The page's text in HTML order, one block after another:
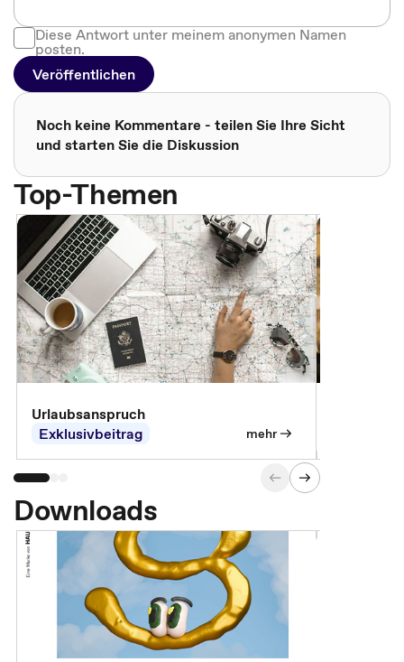
Diese Antwort unter meinem anonymen Namen
posten.
Veröffentlichen
Noch keine Kommentare - teilen Sie Ihre Sicht
und starten Sie die Diskussion
Top-Themen
Urlaubsanspruch
Exklusivbeitrag
mehr
Downloads